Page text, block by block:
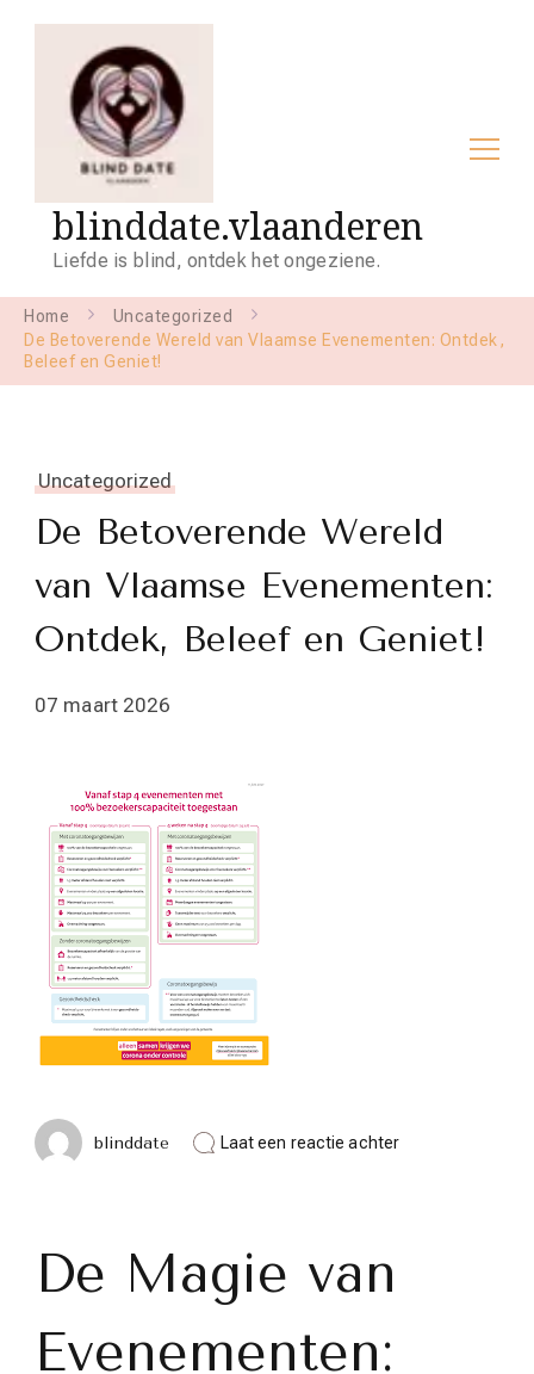
blinddate.vlaanderen
Liefde is blind, ontdek het ongeziene.
Home
Uncategorized
De Betoverende Wereld van Vlaamse Evenementen: Ontdek,
Beleef en Geniet!
Uncategorized
De Betoverende Wereld
van Vlaamse Evenementen:
Ontdek, Beleef en Geniet!
07 maart 2026
blinddate Laat een reactie achterop
De Magie van
Evenementen: